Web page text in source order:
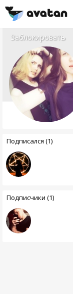
Заблокировать
Подписался (1)
Подписчики (1)